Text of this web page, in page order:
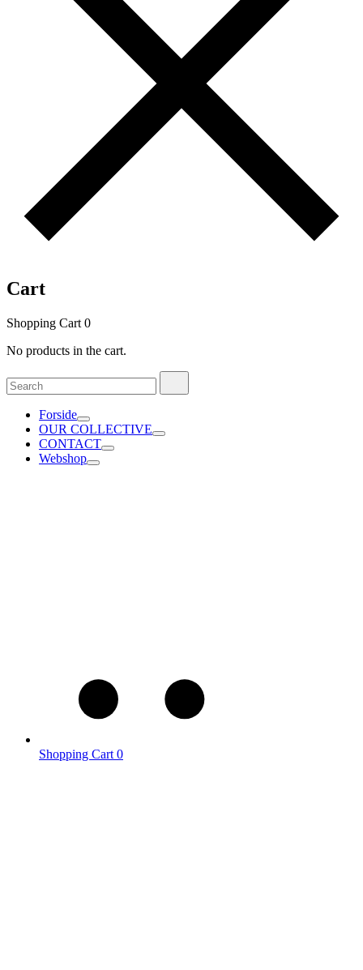
Cart
Shopping Cart 0
No products in the cart.
Search
for:
Forside
OUR COLLECTIVE
CONTACT
Webshop
Shopping Cart 0